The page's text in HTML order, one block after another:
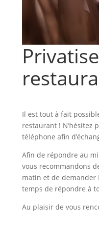
Il est tout à fait
restaurant ! N’hésitez
téléphone afin
Afin de répondre au
vous recommandons
matin et de demander
temps de répondre à
Au plaisir de vous